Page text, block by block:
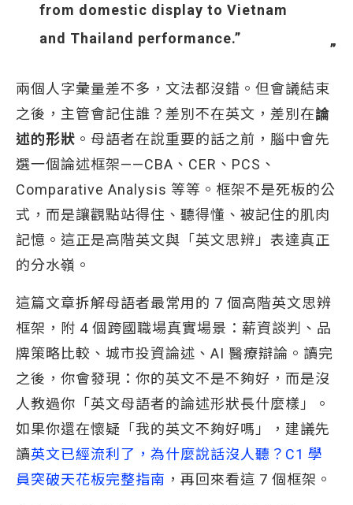
from domestic display to Vietnam
and Thailand performance.”
兩個人字彙量差不多，文法都沒錯。但會議結束
之後，主管會記住誰？差別不在英文，差別在論
述的形狀 。母語者在說重要的話之前，腦中會先
選一個論述框架——CBA、CER、PCS、
Comparative Analysis 等等。框架不是死板的公
式，而是讓觀點站得住、聽得懂、被記住的肌肉
記憶。這正是高階英文與「英文思辨」表達真正
的分水嶺。
這篇文章拆解母語者最常用的 7 個高階英文思辨
框架，附 4 個跨國職場真實場景：薪資談判、品
牌策略比較、城市投資論述、AI 醫療辯論。讀完
之後，你會發現：你的英文不是不夠好，而是沒
人教過你「英文母語者的論述形狀長什麼樣」。
如果你還在懷疑「我的英文不夠好嗎」，建議先
讀英文已經流利了，為什麼說話沒人聽？C1 學
員突破天花板完整指南 ，再回來看這 7 個框架。